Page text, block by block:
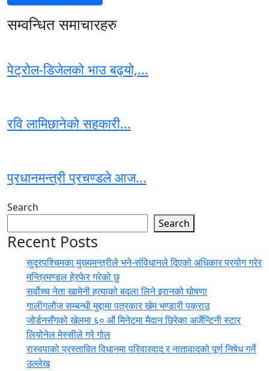
सम्वन्धित समाचारहरु
पेट्रोल-डिजेलको भाउ बढ्यो,...
रवि लामिछानेको सहकारी...
प्रधानमन्त्री प्रचण्डले आज...
Search
Search
Recent Posts
सुदूरपश्चिमका मुख्यमन्त्रीले भने-संविधानले दिएको अधिकार प्रयोग गरेर
मन्त्रिमण्डल हेरफेर गरेको छु
सर्वोच्च नेता खामेनी हत्याको बदला लिने इरानको घोषणा
गालीगलौज सम्बन्धी मुद्दामा पत्रकार खेम भण्डारी पक्राउ
जोर्डनसँगको खेलमा ६० औं मिनेटमा मैदान छिरेका अर्जेन्टिनी स्टार
लियोनेल मेस्सीले गरे गोल
रास्वपाको प्रस्तावित विधानमा परिवारवाद र नातावादको पूर्ण निषेध गर्ने
उल्लेख